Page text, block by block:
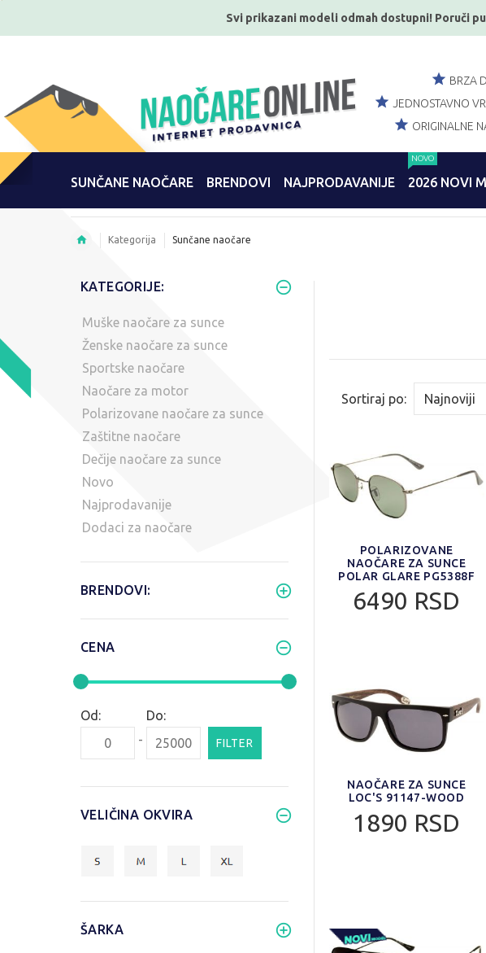
Svi prikazani modeli odmah dostupni! Poruči
BRZA
JEDNOSTAVNO
ORIGINALNE
SUNČANE NAOČARE BRENDOVI NAJPRODAVANIJE 2026 NOVI
NOVO
Kategorija Sunčane naočare
Sortiraj po:
POLARIZOVANE
NAOČARE ZA SUNCE
POLAR GLARE PG5388F
6490 RSD
NAOČARE ZA SUNCE
LOC'S 91147-WOOD
1890 RSD
KATEGORIJE:
Muške naočare za sunce
Ženske naočare za sunce
Sportske naočare
Naočare za motor
Polarizovane naočare za sunce
Zaštitne naočare
Dečije naočare za sunce
Novo
Najprodavanije
Dodaci za naočare
BRENDOVI:
CENA
Od:
-
Do:
FILTER
VELIČINA OKVIRA
ŠARKA